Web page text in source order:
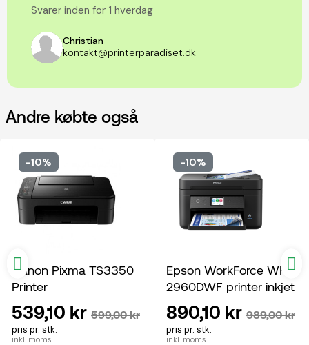
Svarer inden for 1 hverdag
Christian
kontakt@printerparadiset.dk
Andre købte også
-10%
Canon Pixma TS3350
Printer
pris pr. stk.
inkl. moms
539,10 kr 599,00 kr
-10%
Epson WorkForce WF-
2960DWF printer inkjet
multifunktion
pris pr. stk.
inkl. moms
890,10 kr 989,00 kr